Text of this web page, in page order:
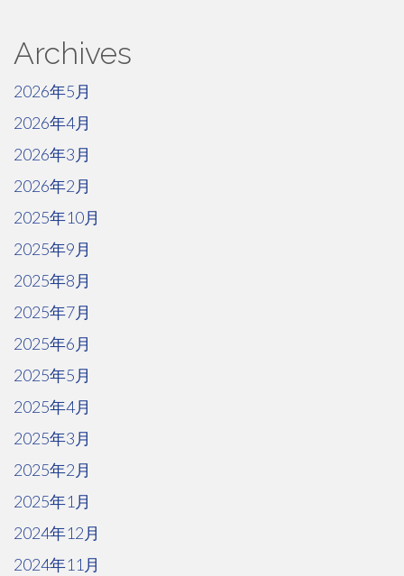
Archives
2026年5月
2026年4月
2026年3月
2026年2月
2025年10月
2025年9月
2025年8月
2025年7月
2025年6月
2025年5月
2025年4月
2025年3月
2025年2月
2025年1月
2024年12月
2024年11月